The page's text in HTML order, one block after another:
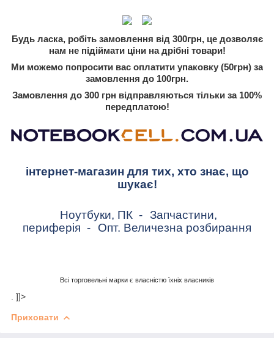
Будь ласка, робіть замовлення від 300грн, це дозволяє
нам не підіймати ціни на дрібні товари!
Ми можемо попросити вас оплатити упаковку (50грн) за
замовлення до 100грн.
Замовлення до 300 грн відправляються тільки за 100%
передплатою!
інтернет-магазин для тих, хто знає, що
шукає!
Ноутбуки, ПК - Запчастини,
периферія - Опт. Величезна розбирання
Всі торговельні марки є власністю їхніх власників
. ]]>
Приховати